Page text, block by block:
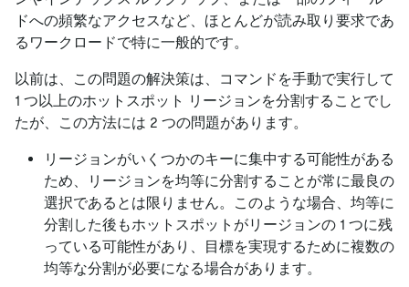
ドへの頻繁なアクセスなど、ほとんどが読み取り要求であ
るワークロードで特に一般的です。
以前は、この問題の解決策は、コマンドを手動で実行して
1 つ以上のホットスポット リージョンを分割することでし
たが、この方法には 2 つの問題があります。
リージョンがいくつかのキーに集中する可能性がある
ため、リージョンを均等に分割することが常に最良の
選択であるとは限りません。このような場合、均等に
分割した後もホットスポットがリージョンの 1 つに残
っている可能性があり、目標を実現するために複数の
均等な分割が必要になる場合があります。